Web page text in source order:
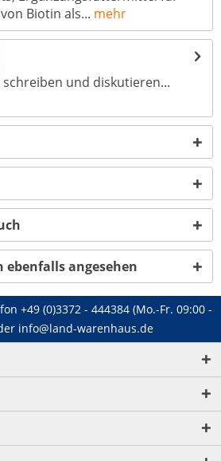
Biotin als... mehr
und diskutieren...
ebenfalls angesehen
+49 (0)3372 - 444384 (Mo.-Fr. 09:00 -
info@land-warenhaus.de